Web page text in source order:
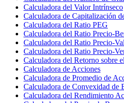
Calculadora del Valor Intrínseco
Calculadora de Capitalización
Calculadora del Ratio PEG
Calculadora del Ratio Precio-
Calculadora del Ratio Precio-
Calculadora del Ratio Precio-
Calculadora del Retorno sobre
Calculadora de Acciones
Calculadora de Promedio de
Calculadora de Convexidad de
Calculadora del Rendimiento